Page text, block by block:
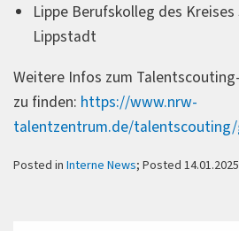
Lippe Berufskolleg des
Lippstadt
Weitere Infos zum
zu finden: https://www.nrw-
talentzentrum.de/
Posted in Interne News; Posted 14.01.2025